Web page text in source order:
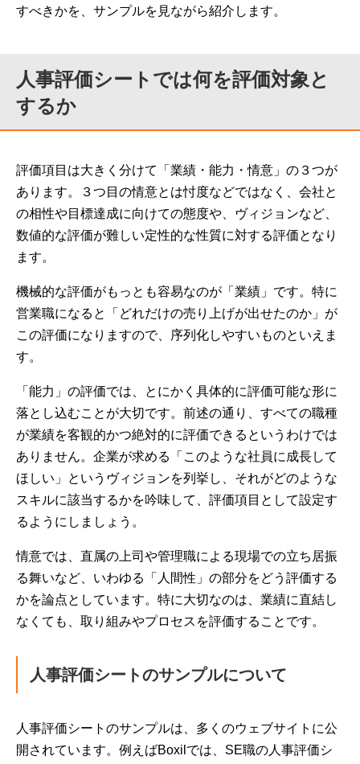
すべきかを、サンプルを見ながら紹介します。
人事評価シートでは何を評価対象と
するか
評価項目は大きく分けて「業績・能力・情意」の３つが
あります。３つ目の情意とは忖度などではなく、会社と
の相性や目標達成に向けての態度や、ヴィジョンなど、
数値的な評価が難しい定性的な性質に対する評価となり
ます。
機械的な評価がもっとも容易なのが「業績」です。特に
営業職になると「どれだけの売り上げが出せたのか」が
この評価になりますので、序列化しやすいものといえま
す。
「能力」の評価では、とにかく具体的に評価可能な形に
落とし込むことが大切です。前述の通り、すべての職種
が業績を客観的かつ絶対的に評価できるというわけでは
ありません。企業が求める「このような社員に成長して
ほしい」というヴィジョンを列挙し、それがどのような
スキルに該当するかを吟味して、評価項目として設定す
るようにしましょう。
情意では、直属の上司や管理職による現場での立ち居振
る舞いなど、いわゆる「人間性」の部分をどう評価する
かを論点としています。特に大切なのは、業績に直結し
なくても、取り組みやプロセスを評価することです。
人事評価シートのサンプルについて
人事評価シートのサンプルは、多くのウェブサイトに公
開されています。例えばBoxilでは、SE職の人事評価シ